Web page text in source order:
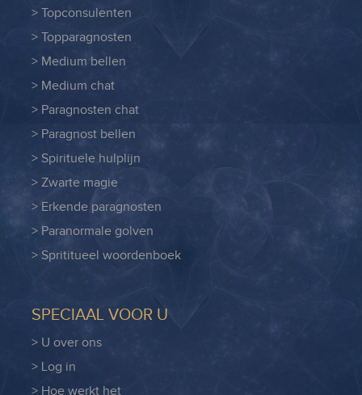
> Topconsulenten
> Topparagnosten
> Medium bellen
> Medium chat
> Paragnosten chat
> Paragnost bellen
> Spirituele hulplijn
> Zwarte magie
> Erkende paragnosten
> Paranormale golven
> Sprititueel woordenboek
SPECIAAL VOOR U
> U over ons
> Log in
> Hoe werkt het